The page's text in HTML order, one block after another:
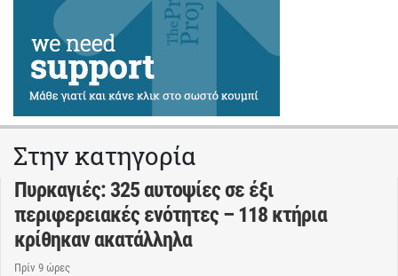
Στην κατηγορία
Πυρκαγιές: 325 αυτοψίες σε έξι
περιφερειακές ενότητες – 118 κτήρια
κρίθηκαν ακατάλληλα
Πρίν 9 ώρες